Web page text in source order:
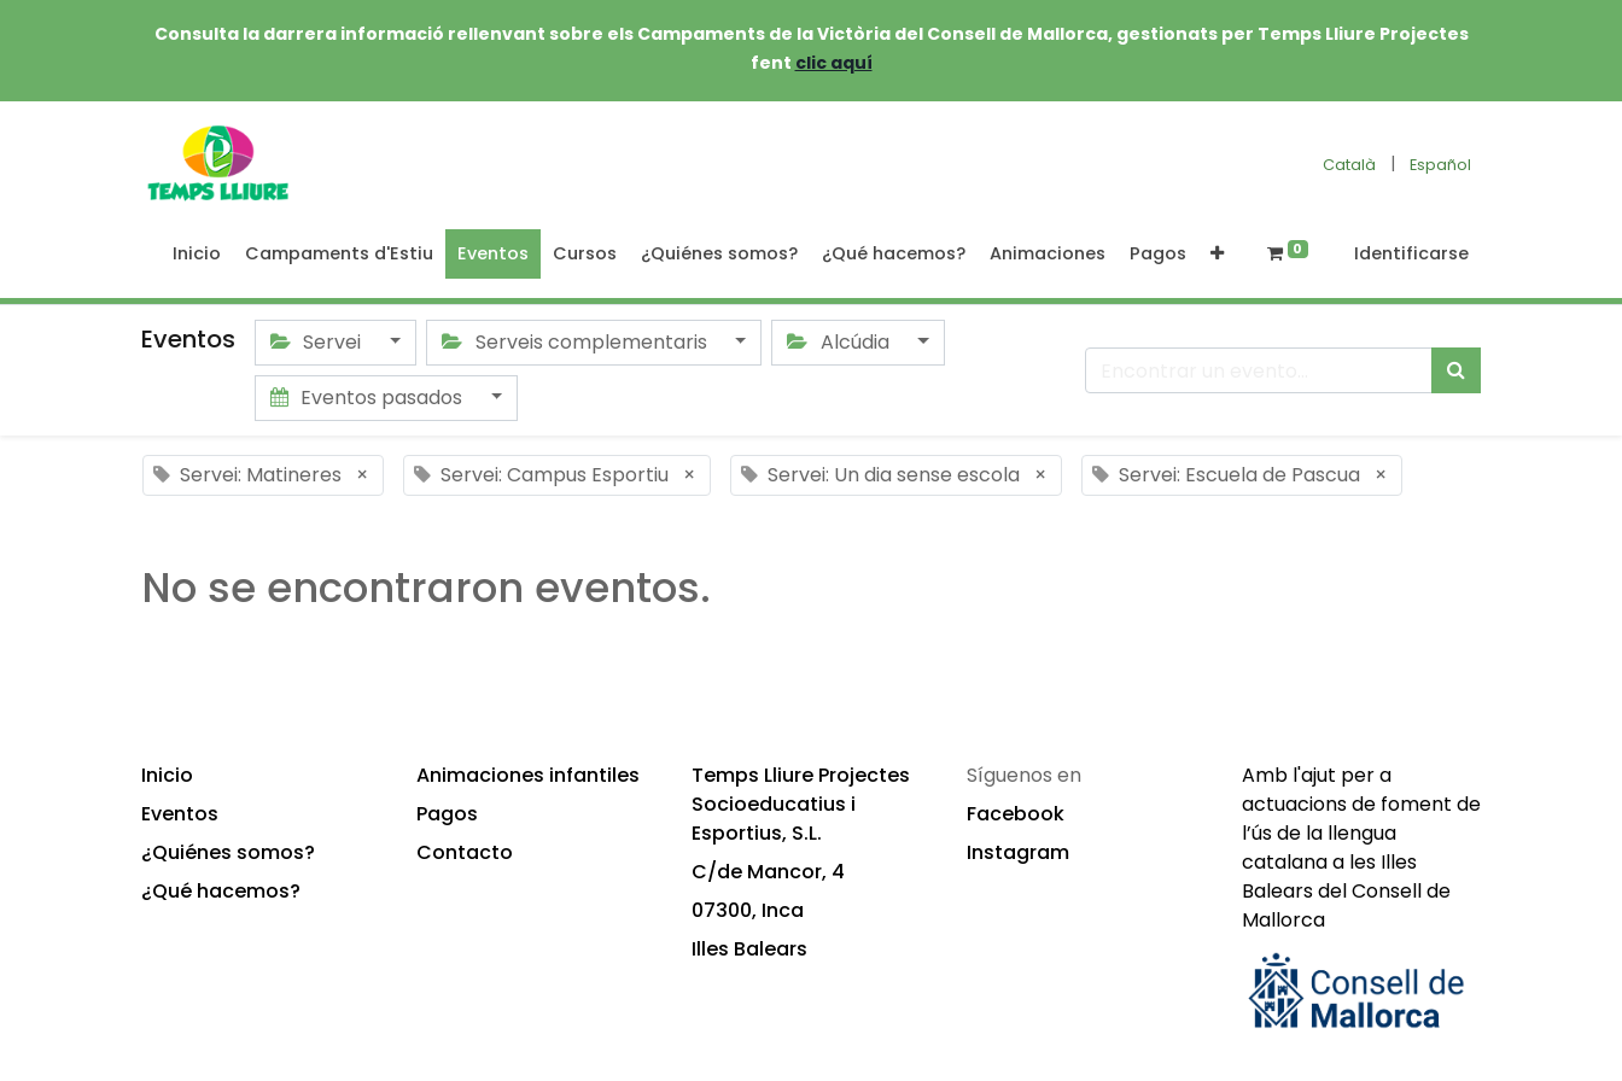
Consulta la darrera informació rellenvant sobre els Campaments de la Victòria del Consell de Mallorca, gestionats per Temps Lliure Projectes
fent clic aquí
Català | Español
Inicio Campaments d'Estiu Eventos Cursos ¿Quiénes somos? ¿Qué hacemos? Animaciones Pagos 0 Identificarse
Eventos Servei Serveis complementaris
Alcúdia
Eventos pasados
Servei: Matineres × Servei: Campus Esportiu × Servei: Un dia sense escola × Servei: Escuela de Pascua ×
No se encontraron eventos.
Inicio
Eventos
¿Quiénes somos?
¿Qué hacemos?
Animaciones infantiles
Pagos
Contacto
Temps Lliure Projectes
Socioeducatius i
Esportius, S.L.
C/de Mancor, 4
07300, Inca
Illes Balears
Síguenos en
Facebook
Instagram
Amb l'ajut per a
actuacions de foment de
l’ús de la llengua
catalana a les Illes
Balears del Consell de
Mallorca